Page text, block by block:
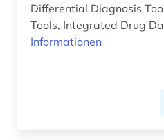
Differential Diagnosis
Tools, Integrated Drug
Informationen